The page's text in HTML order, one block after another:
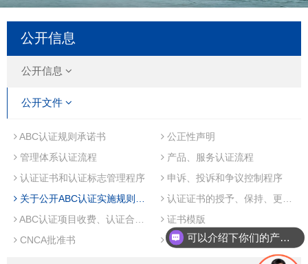
公开信息
公开信息
公开文件
ABC认证规则承诺书
公正性声明
管理体系认证流程
产品、服务认证流程
认证证书和认证标志管理程序
申诉、投诉和争议控制程序
关于公开ABC认证实施规则的说明
认证证书的授予、保持、更新、扩大、缩小、暂停、恢复、撤销及自动失效管理程序
ABC认证项目收费、认证合同及报价单说明
证书模版
CNCA批准书
认证标志 可以介绍下你们的产品么